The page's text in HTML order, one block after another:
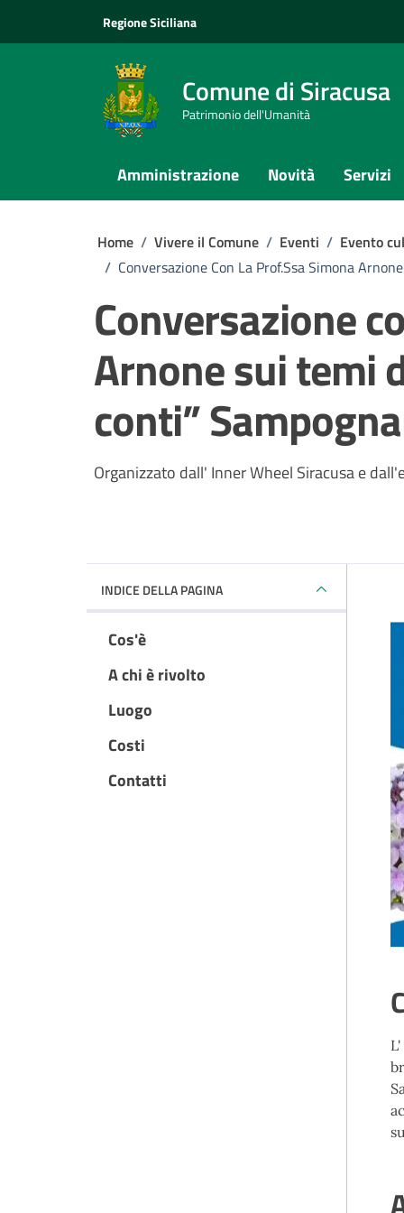
Regione Siciliana
Comune di Siracusa
Patrimonio dell'Umanità
Amministrazione Novità Servizi
Home / Vivere il Comune / Eventi / Evento
/ Conversazione Con La Prof.ssa Simona
Conversazione
Arnone sui temi
conti”
Organizzato dall' Inner Wheel Siracusa e
INDICE DELLA PAGINA
Cos'è
A chi è rivolto
Luogo
Costi
Contatti